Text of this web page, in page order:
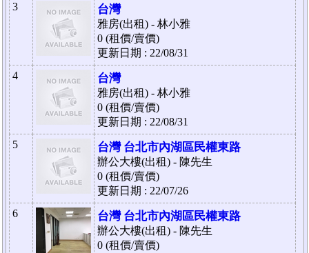
3
台灣
雅房(出租) - 林小雅
0 (租價/賣價)
更新日期 : 22/08/31
4
台灣
雅房(出租) - 林小雅
0 (租價/賣價)
更新日期 : 22/08/31
5
台灣 台北市內湖區民權東路
辦公大樓(出租) - 陳先生
0 (租價/賣價)
更新日期 : 22/07/26
6
台灣 台北市內湖區民權東路
辦公大樓(出租) - 陳先生
0 (租價/賣價)